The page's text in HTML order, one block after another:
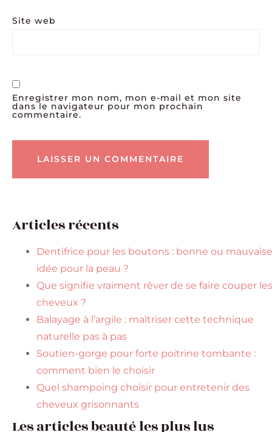
Site web
Enregistrer mon nom, mon e-mail et mon site
dans le navigateur pour mon prochain
commentaire.
Articles récents
Dentifrice pour les boutons : bonne ou mauvaise
idée pour la peau ?
Que signifie vraiment rêver de se faire couper les
cheveux ?
Balayage à l’argile : maîtriser cette technique
naturelle pas à pas
Soutien-gorge pour forte poitrine tombante :
comment bien le choisir
Quel shampoing choisir pour entretenir des
cheveux grisonnants
Les articles beauté les plus lus